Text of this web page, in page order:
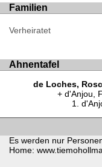
Familien
Verheiratet
Ahnentafel
de Loches,
d'Anjou,
Es werden nur
Home: